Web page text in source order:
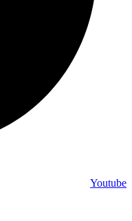
Youtube